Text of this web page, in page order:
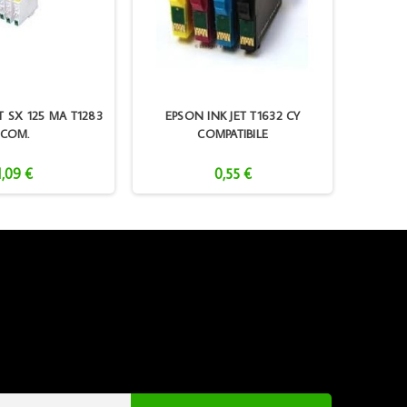
SX 125 MA T1283
COM.
€
EPSON INK JET T1632 CY
COMPATIBILE
0,55 €